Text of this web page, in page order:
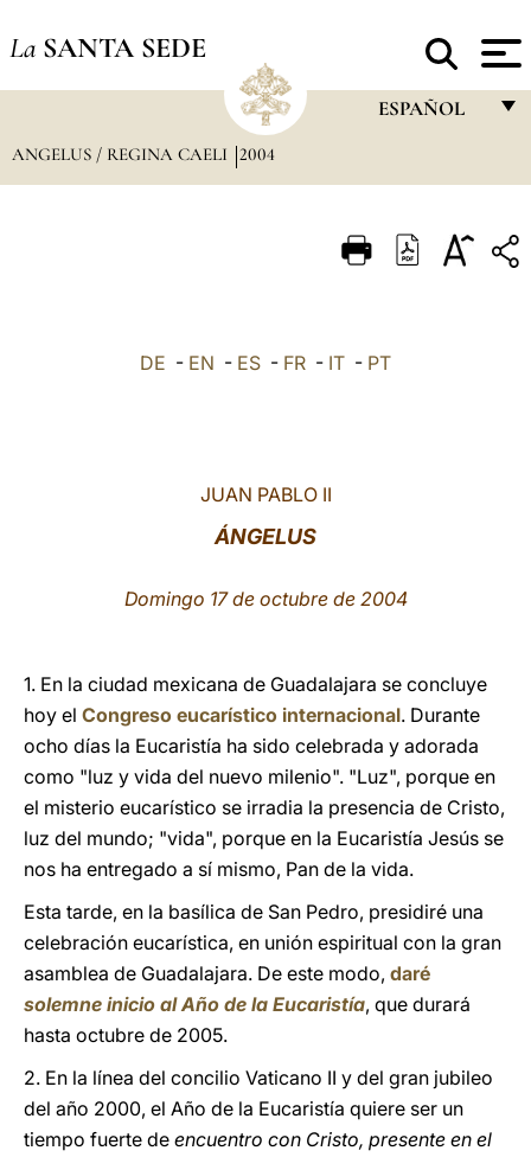
La SANTA SEDE
ESPAÑOL
ITALIANO
ANGELUS / REGINA CAELI 2004
DE - EN - ES - FR - IT - PT
JUAN PABLO II
ÁNGELUS
Domingo 17 de octubre de 2004
1. En la ciudad mexicana de Guadalajara se concluye
hoy el Congreso eucarístico internacional. Durante
ocho días la Eucaristía ha sido celebrada y adorada
como "luz y vida del nuevo milenio". "Luz", porque en
el misterio eucarístico se irradia la presencia de Cristo,
luz del mundo; "vida", porque en la Eucaristía Jesús se
nos ha entregado a sí mismo, Pan de la vida.
Esta tarde, en la basílica de San Pedro, presidiré una
celebración eucarística, en unión espiritual con la gran
asamblea de Guadalajara. De este modo, daré
solemne inicio al Año de la Eucaristía, que durará
hasta octubre de 2005.
2. En la línea del concilio Vaticano II y del gran jubileo
del año 2000, el Año de la Eucaristía quiere ser un
tiempo fuerte de encuentro con Cristo, presente en el